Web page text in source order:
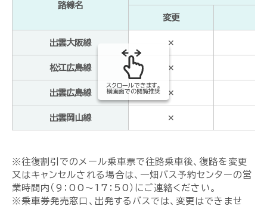
路線名
変更
出雲大阪線 ✕
松江広島線 ✕
出雲広島線 ✕
出雲岡山線 ✕
スクロールできます。
横画面での閲覧推奨
※往復割引でのメール乗車票で往路乗車後、復路を変更
又はキャンセルされる場合は、一畑バス予約センターの営
業時間内（9：00～17：50）にご連絡ください。
※乗車券発売窓口、出発するバスでは、変更はできませ